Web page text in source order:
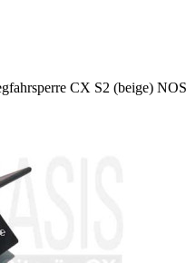
CX S2 (beige) NOS